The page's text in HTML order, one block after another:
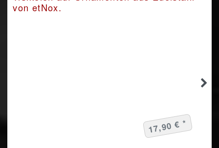
17,90 € *